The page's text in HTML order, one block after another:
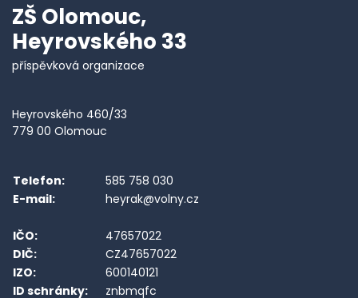
ZŠ Olomouc,
Heyrovského 33
příspěvková organizace
Heyrovského 460/33
779 00 Olomouc
Telefon:
585 758 030
E-mail:
heyrak@volny.cz
IČO:
47657022
DIČ:
CZ47657022
IZO:
600140121
ID schránky:
znbmqfc